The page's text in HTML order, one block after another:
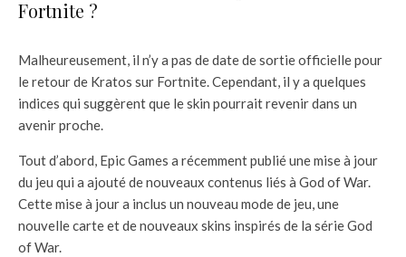
Fortnite ?
Malheureusement, il n’y a pas de date de sortie officielle pour
le retour de Kratos sur Fortnite. Cependant, il y a quelques
indices qui suggèrent que le skin pourrait revenir dans un
avenir proche.
Tout d’abord, Epic Games a récemment publié une mise à jour
du jeu qui a ajouté de nouveaux contenus liés à God of War.
Cette mise à jour a inclus un nouveau mode de jeu, une
nouvelle carte et de nouveaux skins inspirés de la série God
of War.